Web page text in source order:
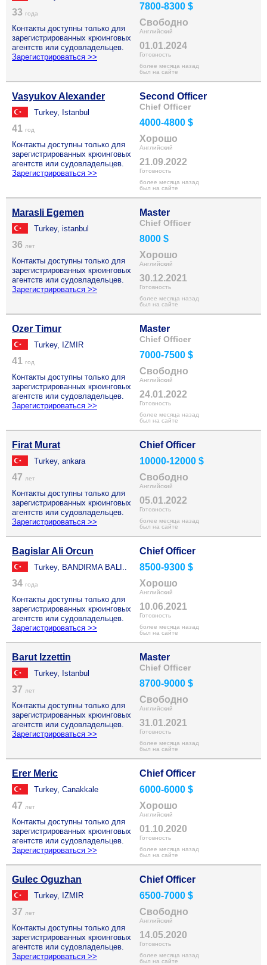
33 года
Контакты доступны только для
зарегистрированных крюинговых
агентств или судовладельцев.
Зарегистрироваться >>
7800-8300 $
Свободно
Английский
01.01.2024
Готовность
более месяца назад
был на сайте
Vasyukov Alexander
Turkey, Istanbul
41 год
Контакты доступны только для
зарегистрированных крюинговых
агентств или судовладельцев.
Зарегистрироваться >>
Second Officer
Chief Officer
4000-4800 $
Хорошо
Английский
21.09.2022
Готовность
более месяца назад
был на сайте
Marasli Egemen
Turkey, istanbul
36 лет
Контакты доступны только для
зарегистрированных крюинговых
агентств или судовладельцев.
Зарегистрироваться >>
Master
Chief Officer
8000 $
Хорошо
Английский
30.12.2021
Готовность
более месяца назад
был на сайте
Ozer Timur
Turkey, IZMIR
41 год
Контакты доступны только для
зарегистрированных крюинговых
агентств или судовладельцев.
Зарегистрироваться >>
Master
Chief Officer
7000-7500 $
Свободно
Английский
24.01.2022
Готовность
более месяца назад
был на сайте
Firat Murat
Turkey, ankara
47 лет
Контакты доступны только для
зарегистрированных крюинговых
агентств или судовладельцев.
Зарегистрироваться >>
Chief Officer
10000-12000 $
Свободно
Английский
05.01.2022
Готовность
более месяца назад
был на сайте
Bagislar Ali Orcun
Turkey, BANDIRMA BALI..
34 года
Контакты доступны только для
зарегистрированных крюинговых
агентств или судовладельцев.
Зарегистрироваться >>
Chief Officer
8500-9300 $
Хорошо
Английский
10.06.2021
Готовность
более месяца назад
был на сайте
Barut Izzettin
Turkey, Istanbul
37 лет
Контакты доступны только для
зарегистрированных крюинговых
агентств или судовладельцев.
Зарегистрироваться >>
Master
Chief Officer
8700-9000 $
Свободно
Английский
31.01.2021
Готовность
более месяца назад
был на сайте
Erer Meric
Turkey, Canakkale
47 лет
Контакты доступны только для
зарегистрированных крюинговых
агентств или судовладельцев.
Зарегистрироваться >>
Chief Officer
6000-6000 $
Хорошо
Английский
01.10.2020
Готовность
более месяца назад
был на сайте
Gulec Oguzhan
Turkey, IZMIR
37 лет
Контакты доступны только для
зарегистрированных крюинговых
агентств или судовладельцев.
Зарегистрироваться >>
Chief Officer
6500-7000 $
Свободно
Английский
14.05.2020
Готовность
более месяца назад
был на сайте